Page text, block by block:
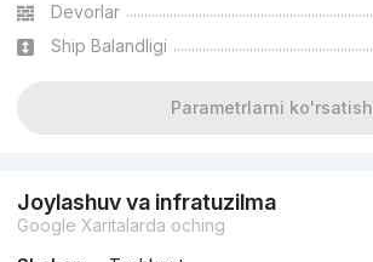
Devorlar
Ship Balandligi
Parametrlarni ko'rsatish
Joylashuv va infratuzilma
Google Xaritalarda oching